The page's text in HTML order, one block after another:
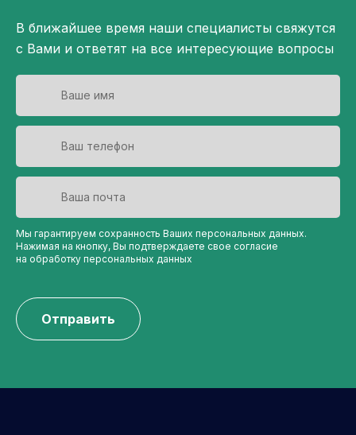
В ближайшее время наши специалисты свяжутся
с Вами и ответят на все интересующие вопросы
Мы гарантируем сохранность Ваших персональных данных.
Нажимая на кнопку, Вы подтверждаете свое согласие
на обработку персональных данных
Отправить